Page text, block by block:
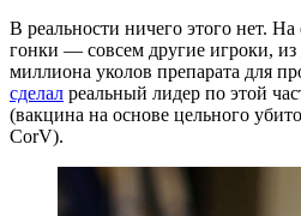
В реальности ничего этого нет.
гонки — совсем другие игроки, из
миллиона уколов препарата для
сделал реальный лидер по этой
(вакцина на основе цельного
CorV).